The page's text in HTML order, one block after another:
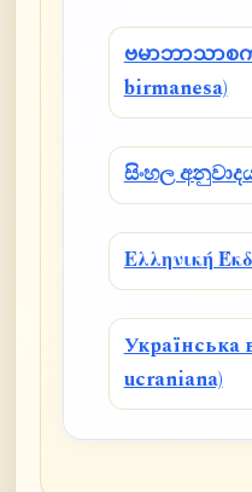
ဗမာဘာသာစက
birmanesa)
සිංහල
Ελληνική
Українська
ucraniana)